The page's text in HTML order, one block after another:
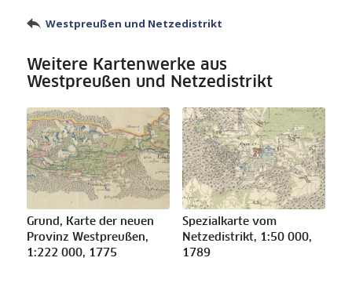
Westpreußen und Netzedistrikt
Weitere Kartenwerke aus
Westpreußen und Netzedistrikt
Grund, Karte der neuen
Provinz Westpreußen,
1:222 000, 1775
Spezialkarte vom
Netzedistrikt, 1:50 000,
1789